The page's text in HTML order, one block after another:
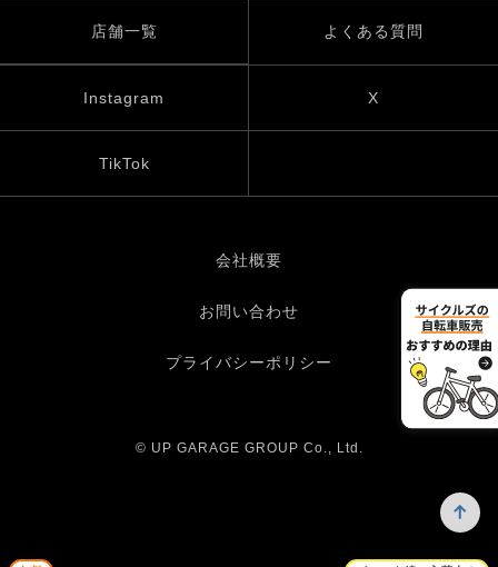
店舗一覧 よくある質問
Instagram X
TikTok
会社概要
お問い合わせ
プライバシーポリシー
© UP GARAGE GROUP Co., Ltd.